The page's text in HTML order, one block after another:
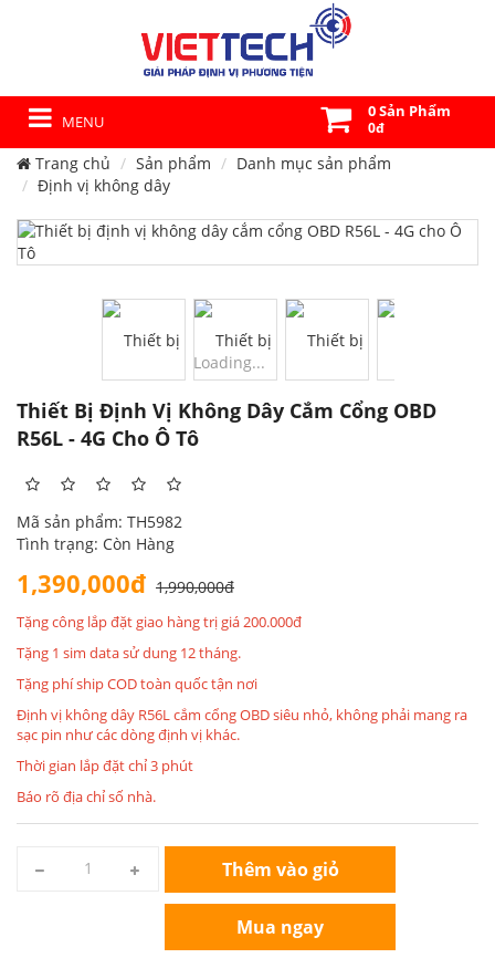
MENU
0 Sản Phẩm
0đ
Trang chủ Sản phẩm
Danh mục sản phẩm
Định vị không dây
Loading...
Thiết Bị Định Vị Không Dây Cắm Cổng OBD
R56L - 4G Cho Ô Tô
Mã sản phẩm: TH5982
Tình trạng: Còn Hàng
1,390,000đ 1,990,000đ
Tặng công lắp đặt giao hàng trị giá 200.000đ
Tặng 1 sim data sử dung 12 tháng.
Tặng phí ship COD toàn quốc tận nơi
Định vị không dây R56L cắm cổng OBD siêu nhỏ, không phải mang ra
sạc pin như các dòng định vị khác.
Thời gian lắp đặt chỉ 3 phút
Báo rõ địa chỉ số nhà.
Thêm vào giỏ
Mua ngay